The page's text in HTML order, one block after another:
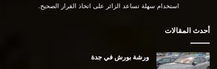
استخدام سهلة تساعد الزائر على اتخاذ القرار الصحيح.
أحدث المقالات
ورشة بورش في جدة